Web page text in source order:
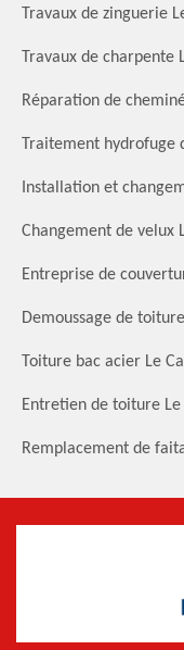
Travaux de zinguerie
Travaux de charpente
Réparation de
Traitement hydrofuge
Installation et
Changement de velux
Entreprise de
Demoussage de
Toiture bac acier Le
Entretien de toiture Le
Remplacement de